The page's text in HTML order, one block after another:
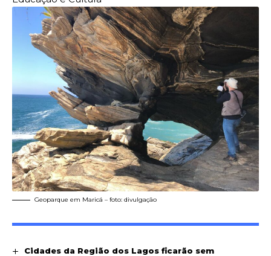
Geoparque em Maricá – foto: divulgação
Cidades da Região dos Lagos ficarão sem